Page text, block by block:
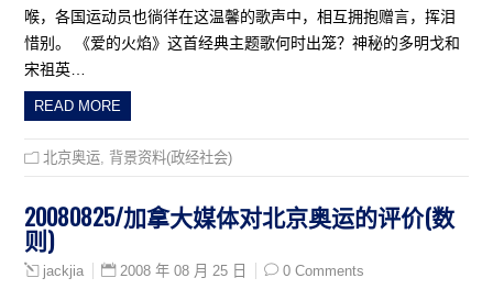
喉，各国运动员也徜徉在这温馨的歌声中，相互拥抱赠言，挥泪
惜别。 《爱的火焰》这首经典主题歌何时出笼？神秘的多明戈和
宋祖英…
READ MORE
北京奥运 背景资料(政经社会)
20080825/加拿大媒体对北京奥运的评价(数
则)
jackjia 2008 年 08 月 25 日 0 Comments